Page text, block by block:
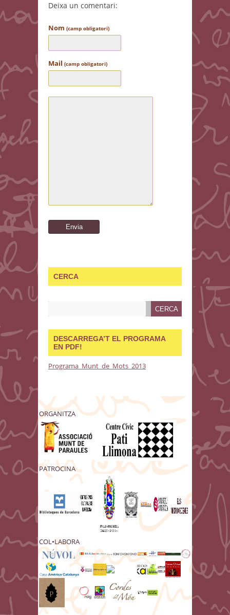
Deixa un comentari:
Nom (camp obligatori)
Mail (camp obligatori)
CERCA
DESCARREGA’T EL PROGRAMA
EN PDF!
Programa_Munt_de_Mots_2013
ORGANITZA
PATROCINA
COL•LABORA